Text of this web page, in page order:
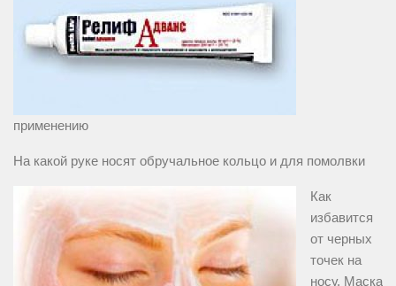
применению
На какой руке носят обручальное кольцо и для помолвки
Как
избавится
от черных
точек на
носу. Маска